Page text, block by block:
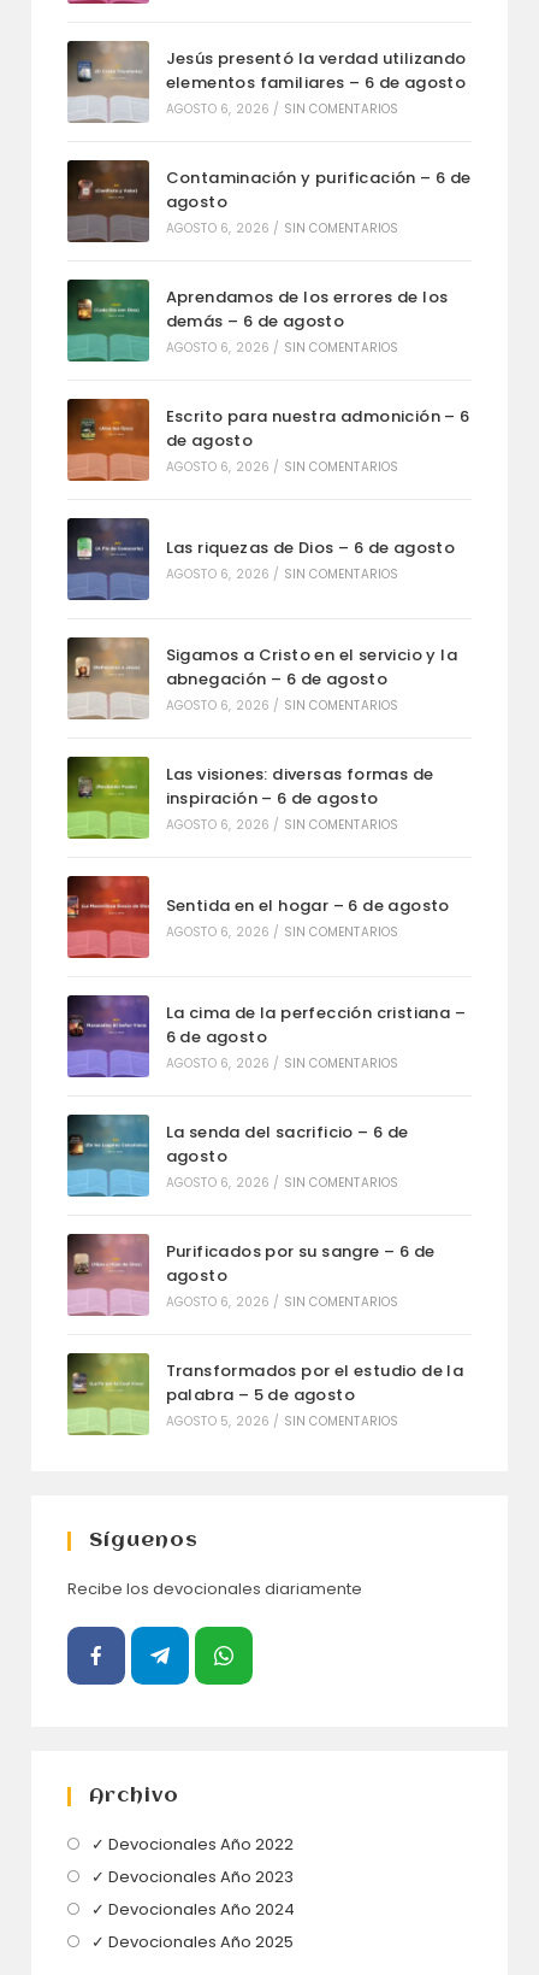
Jesús presentó la verdad utilizando
elementos familiares – 6 de agosto
AGOSTO 6, 2026 / SIN COMENTARIOS
Contaminación y purificación – 6 de
agosto
AGOSTO 6, 2026 / SIN COMENTARIOS
Aprendamos de los errores de los
demás – 6 de agosto
AGOSTO 6, 2026 / SIN COMENTARIOS
Escrito para nuestra admonición – 6
de agosto
AGOSTO 6, 2026 / SIN COMENTARIOS
Las riquezas de Dios – 6 de agosto
AGOSTO 6, 2026 / SIN COMENTARIOS
Sigamos a Cristo en el servicio y la
abnegación – 6 de agosto
AGOSTO 6, 2026 / SIN COMENTARIOS
Las visiones: diversas formas de
inspiración – 6 de agosto
AGOSTO 6, 2026 / SIN COMENTARIOS
Sentida en el hogar – 6 de agosto
AGOSTO 6, 2026 / SIN COMENTARIOS
La cima de la perfección cristiana –
6 de agosto
AGOSTO 6, 2026 / SIN COMENTARIOS
La senda del sacrificio – 6 de
agosto
AGOSTO 6, 2026 / SIN COMENTARIOS
Purificados por su sangre – 6 de
agosto
AGOSTO 6, 2026 / SIN COMENTARIOS
Transformados por el estudio de la
palabra – 5 de agosto
AGOSTO 5, 2026 / SIN COMENTARIOS
Síguenos
Recibe los devocionales diariamente
Archivo
✓ Devocionales Año 2022Se
✓ Devocionales Año 2023
abre
✓ Devocionales Año 2024
✓ Devocionales Año 2025